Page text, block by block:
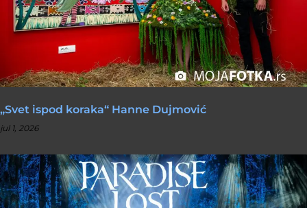
„Svet ispod koraka“ Hanne Dujmović
jul 1, 2026